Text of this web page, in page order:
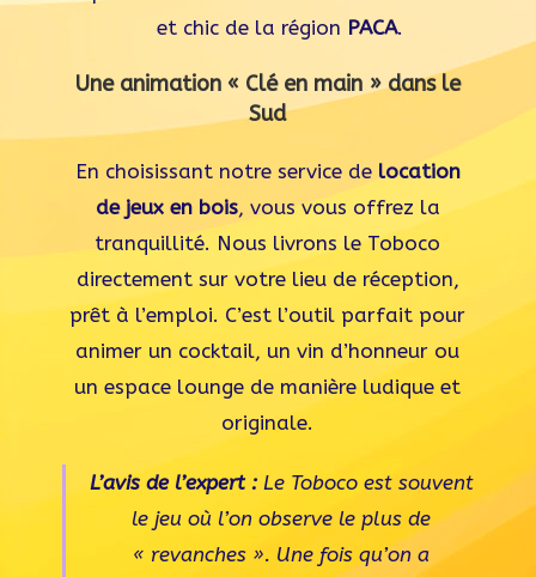
et chic de la région PACA.
Une animation « Clé en main » dans le
Sud
En choisissant notre service de location
de jeux en bois, vous vous offrez la
tranquillité. Nous livrons le Toboco
directement sur votre lieu de réception,
prêt à l’emploi. C’est l’outil parfait pour
animer un cocktail, un vin d’honneur ou
un espace lounge de manière ludique et
originale.
L’avis de l’expert :Le Toboco est souvent
le jeu où l’on observe le plus de
« revanches ». Une fois qu’on a